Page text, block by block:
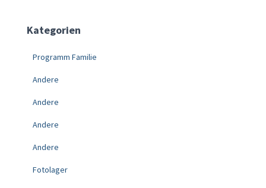
Kategorien
Programm Familie
Andere
Andere
Andere
Andere
Fotolager